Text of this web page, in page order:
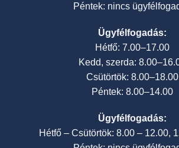
Péntek: nincs
Ügyfélfogadás:
Hétfő: 7.00–17.00
Kedd, szerda:
Csütörtök: 8.00–18.00
Péntek: 8.00–14.00
Ügyfélfogadás:
Hétfő – Csütörtök: 8.00 – 12.00,